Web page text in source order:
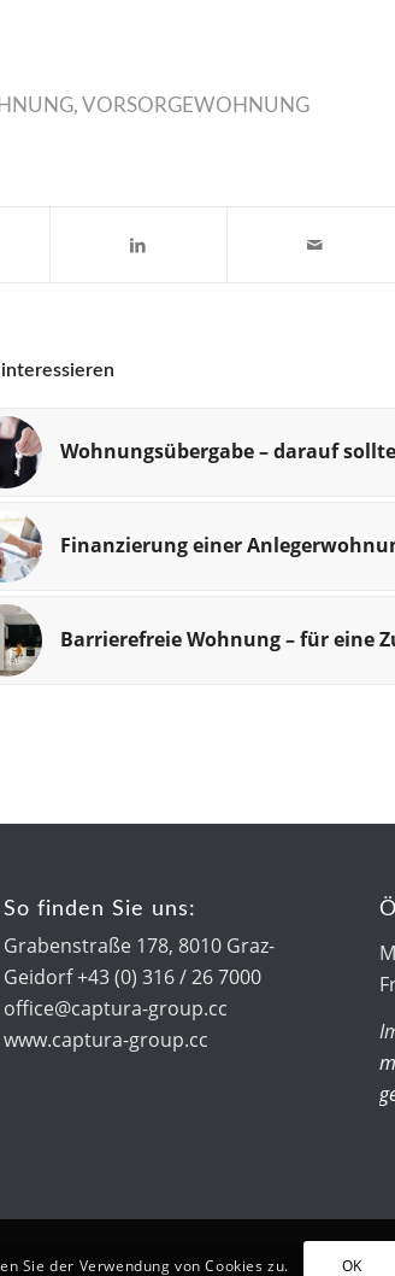
, VORSORGEWOHNUNG
Wohnungsübergabe – darauf
Finanzierung einer
Barrierefreie Wohnung – für eine
So finden Sie uns:
Grabenstraße 178, 8010 Graz-
Geidorf +43 (0) 316 / 26 7000
office@captura-group.cc
www.captura-group.cc
Sie der Verwendung von Cookies zu. OK